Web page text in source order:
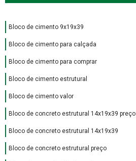
Bloco de cimento 9x19x39
Bloco de cimento para calçada
Bloco de cimento para comprar
Bloco de cimento estrutural
Bloco de cimento valor
Bloco de concreto estrutural 14x19x39 preço
Bloco de concreto estrutural 14x19x39
Bloco de concreto estrutural preço